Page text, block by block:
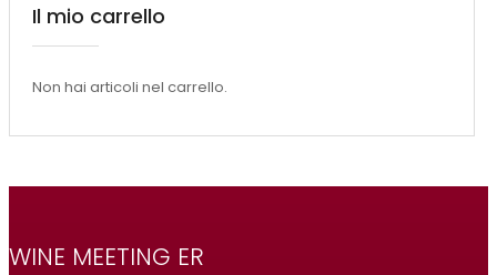
Il mio carrello
Non hai articoli nel carrello.
WINE MEETING ER